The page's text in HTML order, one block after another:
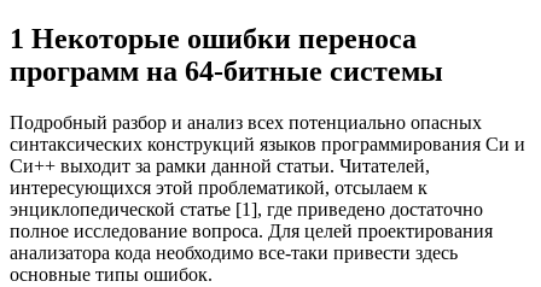
1 Некоторые ошибки переноса
программ на 64-битные системы
Подробный разбор и анализ всех потенциально опасных
синтаксических конструкций языков программирования Си и
Си++ выходит за рамки данной статьи. Читателей,
интересующихся этой проблематикой, отсылаем к
энциклопедической статье [1], где приведено достаточно
полное исследование вопроса. Для целей проектирования
анализатора кода необходимо все-таки привести здесь
основные типы ошибок.